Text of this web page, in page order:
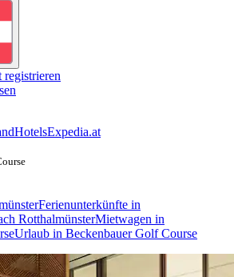
HotelsExpedia.at
Ferienunterkünfte in
RotthalmünsterMietwagen in
Urlaub in Beckenbauer Golf Course